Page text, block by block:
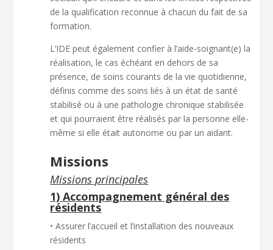
de la qualification reconnue à chacun du fait de sa
formation.
L’IDE peut également confier à l’aide-soignant(e) la
réalisation, le cas échéant en dehors de sa
présence, de soins courants de la vie quotidienne,
définis comme des soins liés à un état de santé
stabilisé ou à une pathologie chronique stabilisée
et qui pourraient être réalisés par la personne elle-
même si elle était autonome ou par un aidant.
Missions
Missions principales
1) Accompagnement général des
résidents
• Assurer l’accueil et l’installation des nouveaux
résidents